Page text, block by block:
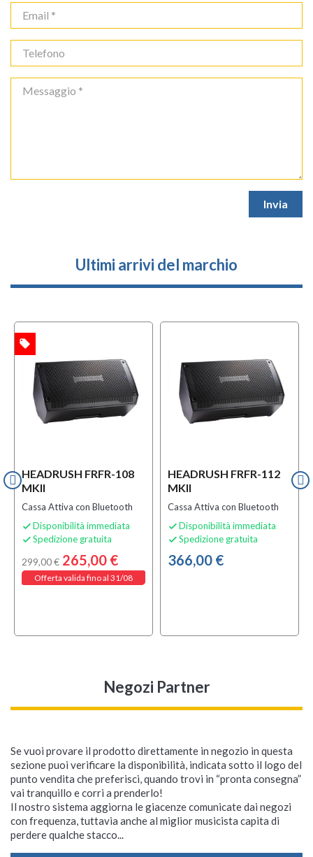
Ultimi arrivi del marchio
HEADRUSH FRFR-108
MKII
Cassa Attiva con Bluetooth
 Disponibilità immediata
 Spedizione gratuita
299,00 € 265,00 €
Offerta valida fino al 31/08
local_offer
HEADRUSH FRFR-112
MKII
Cassa Attiva con Bluetooth
 Disponibilità immediata
 Spedizione gratuita
366,00 €
Negozi Partner
Se vuoi provare il prodotto direttamente in negozio in questa
sezione puoi verificare la disponibilità, indicata sotto il logo del
punto vendita che preferisci, quando trovi in “pronta consegna”
vai tranquillo e corri a prenderlo!
Il nostro sistema aggiorna le giacenze comunicate dai negozi
con frequenza, tuttavia anche al miglior musicista capita di
perdere qualche stacco...